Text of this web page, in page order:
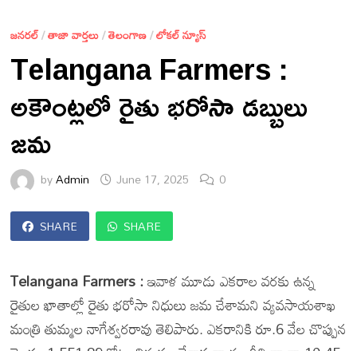
జనరల్/తాజా వార్తలు/తెలంగాణ/లోకల్ న్యూస్
Telangana Farmers :
అకౌంట్లలో రైతు భరోసా డబ్బులు
జమ
byAdmin June 17, 2025 0
SHARE SHARE
Telangana Farmers :ఇవాళ మూడు ఎకరాల వరకు ఉన్న
రైతుల ఖాతాల్లో రైతు భరోసా నిధులు జమ చేశామని వ్యవసాయశాఖ
మంత్రి తుమ్మల నాగేశ్వరరావు తెలిపారు. ఎకరానికి రూ.6 వేల చొప్పున